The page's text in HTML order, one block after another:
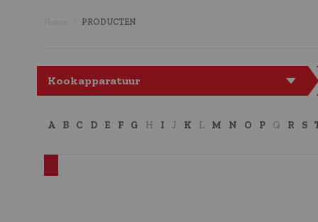
PRODUCTEN
Kookapparatuur
A B C D E F G H I J K L M N O P Q R S